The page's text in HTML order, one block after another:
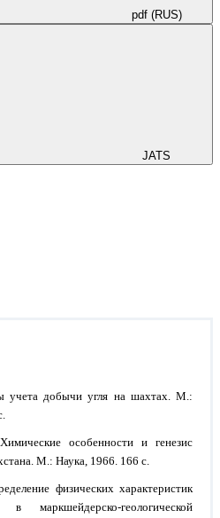
pdf (RUS)
JATS
учета добычи угля на шахтах. М.:
особенности и генезис
М.: Наука, 1966. 166 с.
физических характеристик
маркшейдерско-геологической